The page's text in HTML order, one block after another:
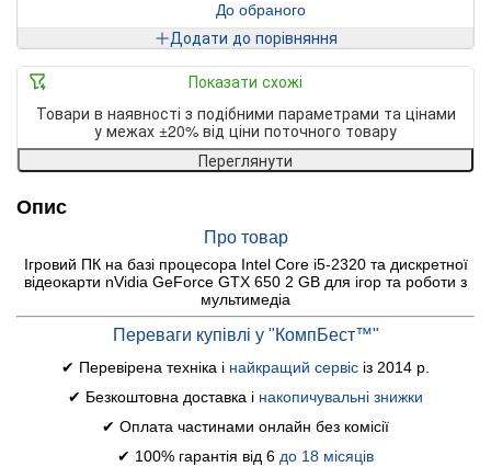
До обраного
Додати до порівняння
Показати схожі
Товари в наявності з подібними параметрами та цінами
у межах ±20% від ціни поточного товару
Переглянути
Опис
Про товар
Ігровий ПК на базі процесора Intel Core i5-2320 та дискретної
відеокарти nVidia GeForce GTX 650 2 GB для ігор та роботи з
мультимедіа
Переваги купівлі у "КомпБест™"
✔ Перевірена техніка і найкращий сервіс із 2014 р.
✔ Безкоштовна доставка і накопичувальні знижки
✔ Оплата частинами онлайн без комісії
✔ 100% гарантія від 6 до 18 місяців